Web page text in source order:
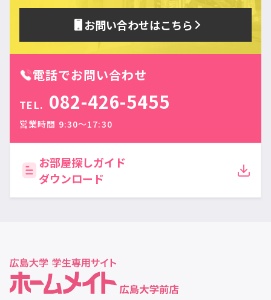
お問い合わせはこちら
電話でお問い合わせ
TEL. 082-426-5455
営業時間 9:30〜17:30
お部屋探しガイド
ダウンロード